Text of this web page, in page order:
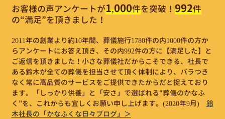
お客様の声アンケートが1,000件を突破！ 992件
の“満足”を頂きました！
2011年の創業より約10年間、葬儀施行1780件の内1000件の方か
らアンケートにお答え頂き、その内992件の方に【満足した】と
ご返信を頂きました！小さな葬儀社だからこそできる、社長で
ある鈴木が全ての葬儀を担当させて頂く体制により、バラつき
なく常に高品質のサービスをご提供できたからだと捉えており
ます。「しっかり供養」と「安さ」で選ばれる“葬儀のかなふ
く”を、これからも宜しくお願い申し上げます。 (2020年9月)
鈴
木社長の「かなふくな日々ブログ」＞